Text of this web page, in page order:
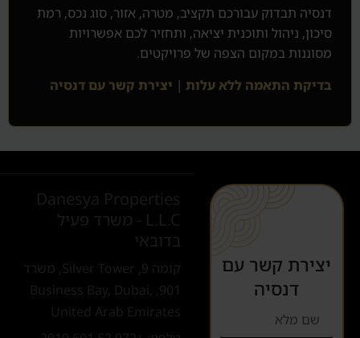
דנסיה תבדוק עבורכם תקציב, מטרה, אזור, סוג נכס, רמת
סיכון, ניהול ותוכנית יציאה, ותחזיר לכם אפשרויות
מסוננות במקום הצפה של פרויקטים.
בדיקת התאמה ללא עלות | יצירת קשר עם דנסיה
יצירת קשר עם
דנסיה
Danesya Properties
L.L.C - משרד פעיל
בדובאי
קומה 9, Silver Tower, משרד
901, Business Bay, Dubai,
United Arab Emirates